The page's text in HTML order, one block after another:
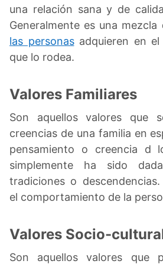
una relación sana y de
Generalmente es una
las personasadquieren en el
que lo rodea.
Valores Familiares
Son aquellos valores que
creencias de una familia en
pensamiento o creencia d
simplemente ha sido
tradiciones o
el comportamiento de la
Valores Socio-
Son aquellos valores que